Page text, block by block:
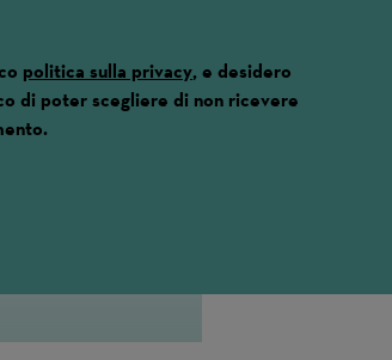
politica sulla privacy, e desidero
di poter scegliere di non ricevere